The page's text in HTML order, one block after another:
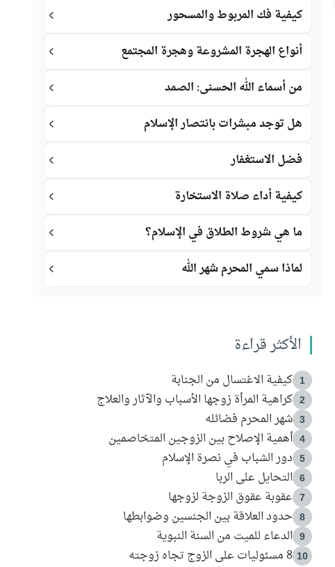
كيفية فك المربوط والمسحور
أنواع الهجرة المشروعة وهجرة المجتمع
من أسماء الله الحسنى: الصمد
هل توجد مبشرات بانتصار الإسلام
فضل الاستغفار
كيفية أداء صلاة الاستخارة
ما هي شروط الطلاق في الإسلام؟
لماذا سمي المحرم شهر الله
الأكثر قراءة
1 كيفية الاغتسال من الجنابة
2 كراهية المرأة زوجها الأسباب والآثار والعلاج
3 شهر المحرم فضائله
4 أهمية الإصلاح بين الزوجين المتخاصمين
5 دور الشباب في نصرة الإسلام
6 التحايل على الربا
7 عقوبة عقوق الزوجة لزوجها
8 حدود العلاقة بين الجنسين وضوابطها
9 الدعاء للميت من السنة النبوية
10 8 مسئوليات على الزوج تجاه زوجته